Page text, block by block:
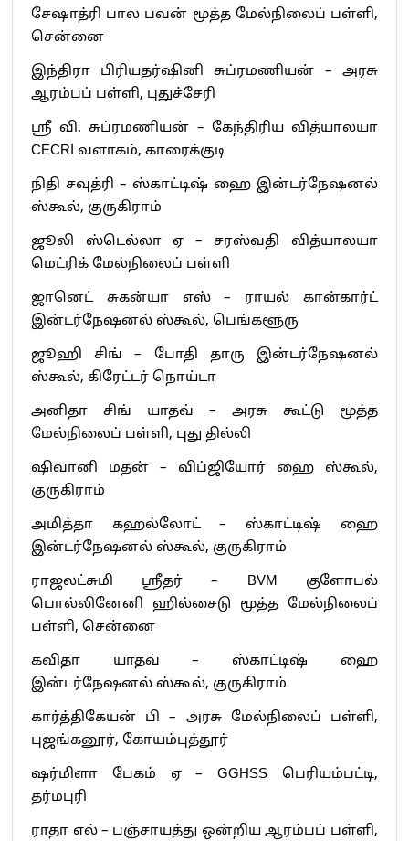
சேஷாத்ரி பால பவன் மூத்த மேல்நிலைப் பள்ளி,
சென்னை
இந்திரா பிரியதர்ஷினி சுப்ரமணியன் – அரசு
ஆரம்பப் பள்ளி, புதுச்சேரி
ஸ்ரீ வி. சுப்ரமணியன் – கேந்திரிய வித்யாலயா
CECRI வளாகம், காரைக்குடி
நிதி சவுத்ரி – ஸ்காட்டிஷ் ஹை இன்டர்நேஷனல்
ஸ்கூல், குருகிராம்
ஜூலி ஸ்டெல்லா ஏ – சரஸ்வதி வித்யாலயா
மெட்ரிக் மேல்நிலைப் பள்ளி
ஜானெட் சுகன்யா எஸ் – ராயல் கான்கார்ட்
இன்டர்நேஷனல் ஸ்கூல், பெங்களூரு
ஜூஹி சிங் – போதி தாரு இன்டர்நேஷனல்
ஸ்கூல், கிரேட்டர் நொய்டா
அனிதா சிங் யாதவ் – அரசு கூட்டு மூத்த
மேல்நிலைப் பள்ளி, புது தில்லி
ஷிவானி மதன் – விப்ஜியோர் ஹை ஸ்கூல்,
குருகிராம்
அமித்தா கஹல்லோட் – ஸ்காட்டிஷ் ஹை
இன்டர்நேஷனல் ஸ்கூல், குருகிராம்
ராஜலட்சுமி ஸ்ரீதர் – BVM குளோபல்
பொல்லினேனி ஹில்சைடு மூத்த மேல்நிலைப்
பள்ளி, சென்னை
கவிதா யாதவ் – ஸ்காட்டிஷ் ஹை
இன்டர்நேஷனல் ஸ்கூல், குருகிராம்
கார்த்திகேயன் பி – அரசு மேல்நிலைப் பள்ளி,
புஜங்கனூர், கோயம்புத்தூர்
ஷர்மிளா பேகம் ஏ – GGHSS பெரியம்பட்டி,
தர்மபுரி
ராதா எல் – பஞ்சாயத்து ஒன்றிய ஆரம்பப் பள்ளி,